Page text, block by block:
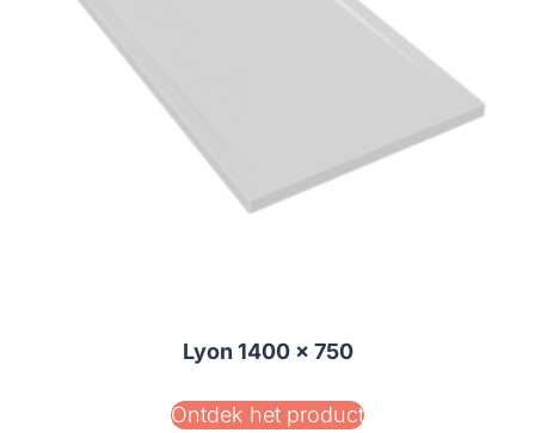
Lyon 1400 x 750
Ontdek het product